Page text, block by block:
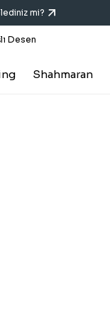
mi?
Shahmaran